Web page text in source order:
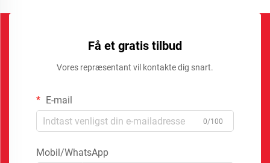
Få et gratis tilbud
Vores repræsentant vil kontakte dig snart.
E-mail
0/100
Mobil/WhatsApp